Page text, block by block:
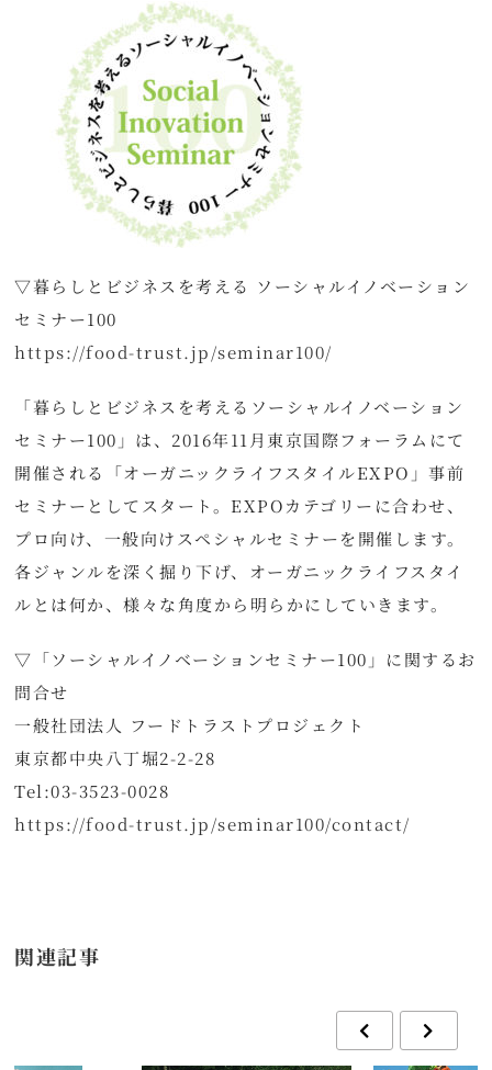
▽暮らしとビジネスを考える ソーシャルイノベーション
セミナー100
https://food-trust.jp/seminar100/
「暮らしとビジネスを考えるソーシャルイノベーション
セミナー100」は、2016年11月東京国際フォーラムにて
開催される「オーガニックライフスタイルEXPO」事前
セミナーとしてスタート。EXPOカテゴリーに合わせ、
プロ向け、一般向けスペシャルセミナーを開催します。
各ジャンルを深く掘り下げ、オーガニックライフスタイ
ルとは何か、様々な角度から明らかにしていきます。
▽「ソーシャルイノベーションセミナー100」に関するお
問合せ
一般社団法人 フードトラストプロジェクト
東京都中央八丁堀2-2-28
Tel:03-3523-0028
https://food-trust.jp/seminar100/contact/
関連記事